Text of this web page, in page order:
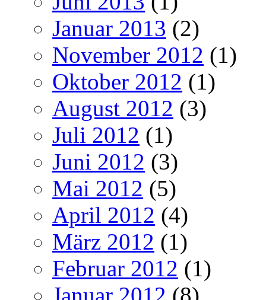
Januar 2013 (2)
November 2012 (1)
Oktober 2012 (1)
August 2012 (3)
Juli 2012 (1)
Juni 2012 (3)
Mai 2012 (5)
April 2012 (4)
März 2012 (1)
Februar 2012 (1)
Januar 2012 (8)